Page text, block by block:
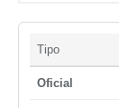
Tipo
Oficial